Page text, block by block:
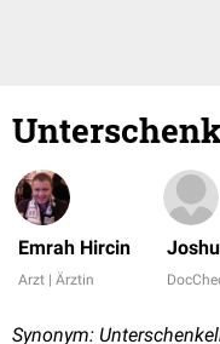
Emrah Hircin
Arzt | Ärztin
Synonym: